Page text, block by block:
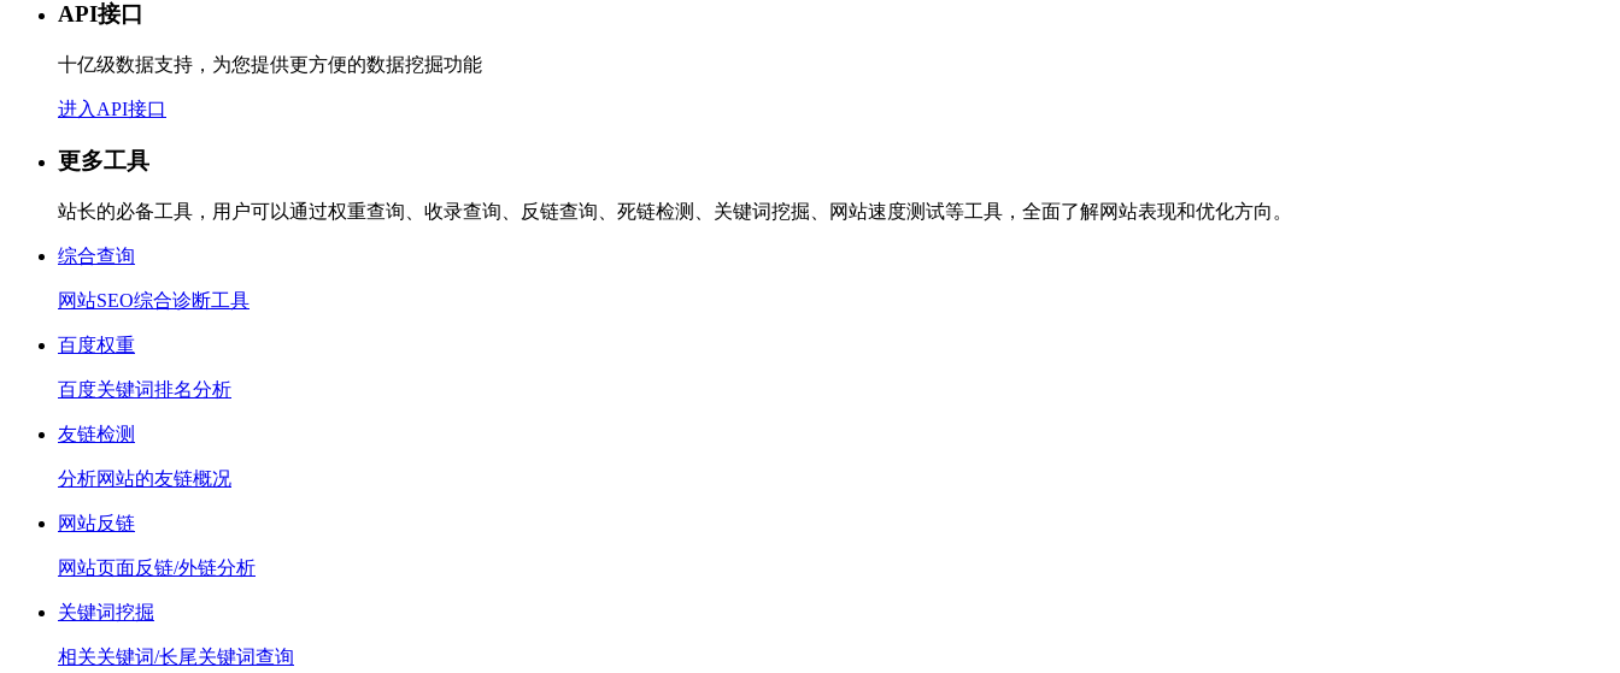
API接口
十亿级数据支持，为您提供更方便的数据挖掘功能
进入API接口
更多工具
站长的必备工具，用户可以通过权重查询、收录查询、反链查询、死链检测、关键词挖掘、网站速度测试等工具，全面了解网站表现和优化方向。
综合查询
网站SEO综合诊断工具
百度权重
百度关键词排名分析
友链检测
分析网站的友链概况
网站反链
网站页面反链/外链分析
关键词挖掘
相关关键词/长尾关键词查询